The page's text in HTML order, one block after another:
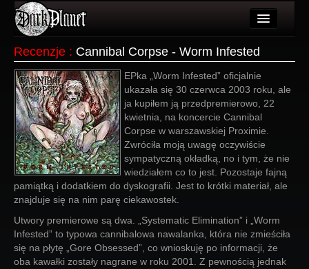
Użytkownicy
Wydarzenia
Galeria
Forum
Więcej
Login
Recenzje : Cannibal Corpse - Worm Infested
EPka „Worm Infested” oficjalnie
ukazała się 30 czerwca 2003 roku, ale
ja kupiłem ją przedpremierowo, 22
kwietnia, na koncercie Cannibal
Corpse w warszawskiej Proximie.
Zwróciła moją uwagę oczywiście
sympatyczną okładką, no i tym, że nie
wiedziałem co to jest. Pozostaje fajną
pamiątką i dodatkiem do dyskografii. Jest to krótki materiał, ale
znajduje się na nim parę ciekawostek.
Utwory premierowe są dwa. „Systematic Elimination” i „Worm
Infested” to typowa cannibalowa nawalanka, która nie zmieściła
się na płytę „Gore Obsessed”, co wnioskuję po informacji, że
oba kawałki zostały nagrane w roku 2001. Z pewnością jednak